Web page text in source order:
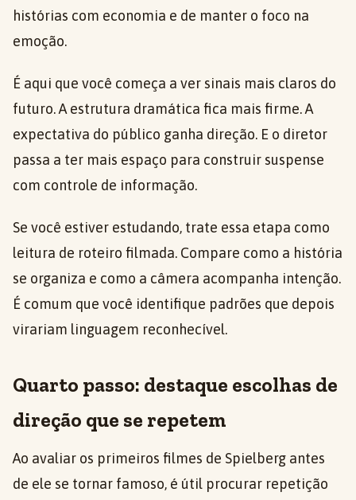
histórias com economia e de manter o foco na
emoção.
É aqui que você começa a ver sinais mais claros do
futuro. A estrutura dramática fica mais firme. A
expectativa do público ganha direção. E o diretor
passa a ter mais espaço para construir suspense
com controle de informação.
Se você estiver estudando, trate essa etapa como
leitura de roteiro filmada. Compare como a história
se organiza e como a câmera acompanha intenção.
É comum que você identifique padrões que depois
virariam linguagem reconhecível.
Quarto passo: destaque escolhas de
direção que se repetem
Ao avaliar os primeiros filmes de Spielberg antes
de ele se tornar famoso, é útil procurar repetição